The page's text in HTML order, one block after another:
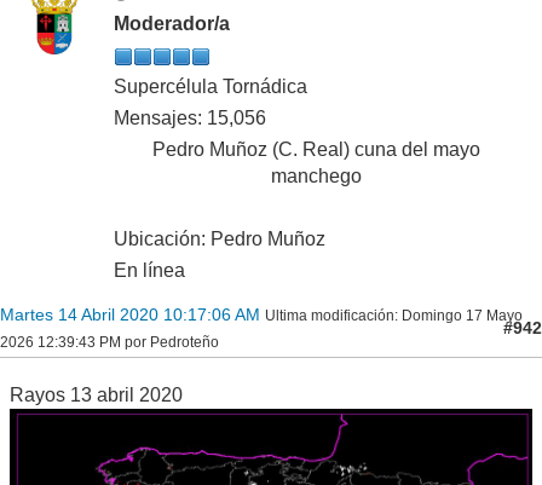
Moderador/a
Supercélula Tornádica
Mensajes: 15,056
Pedro Muñoz (C. Real) cuna del mayo
manchego
Ubicación: Pedro Muñoz
En línea
Martes 14 Abril 2020 10:17:06 AM Ultima modificación: Domingo 17 Mayo
2026 12:39:43 PM por Pedroteño
#942
Rayos 13 abril 2020